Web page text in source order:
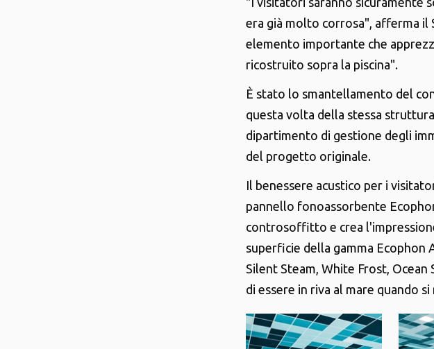
era già molto corrosa", afferma il
elemento importante che
ricostruito sopra la piscina".
È stato lo smantellamento del
questa volta della stessa
dipartimento di gestione degli
del progetto originale.
Il benessere acustico per i
pannello fonoassorbente
controsoffitto e crea
superficie della gamma
Silent Steam, White Frost,
di essere in riva al mare quando